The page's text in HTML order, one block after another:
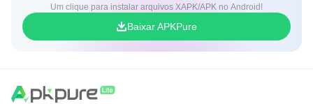
Um clique para instalar arquivos XAPK/APK no Android!
Baixar APKPure